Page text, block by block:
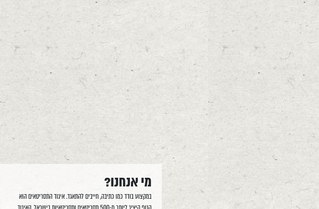
מי אנחנו?
במקצוע בודד כמו כתיבה, חייבים להתאגד. איגוד התסריטאים הוא
הגוף היציג ליותר מ-500 תסריטאים ותסריטאיות בישראל. האיגוד